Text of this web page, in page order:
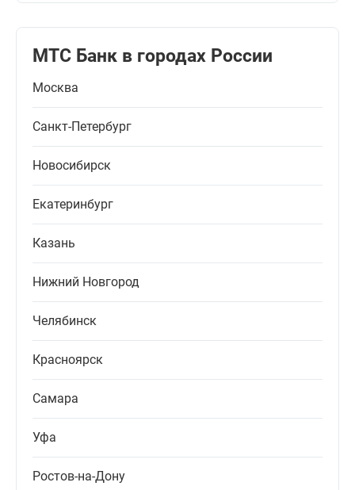
МТС Банк в городах России
Москва
Санкт-Петербург
Новосибирск
Екатеринбург
Казань
Нижний Новгород
Челябинск
Красноярск
Самара
Уфа
Ростов-на-Дону